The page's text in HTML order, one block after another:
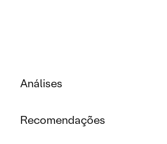
Análises
Recomendações